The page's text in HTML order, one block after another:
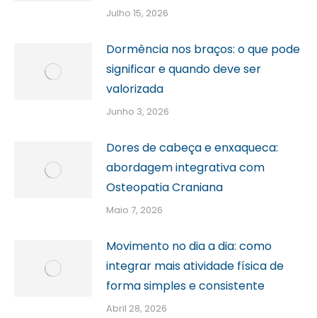
Julho 15, 2026
Dormência nos braços: o que pode
significar e quando deve ser
valorizada
Junho 3, 2026
Dores de cabeça e enxaqueca:
abordagem integrativa com
Osteopatia Craniana
Maio 7, 2026
Movimento no dia a dia: como
integrar mais atividade física de
forma simples e consistente
Abril 28, 2026